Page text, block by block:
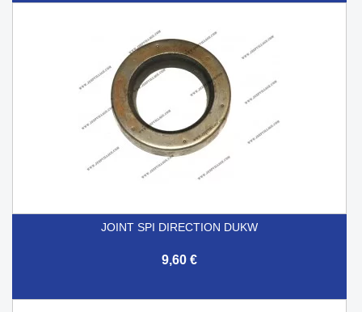
JOINT SPI DIRECTION DUKW
9,60 €